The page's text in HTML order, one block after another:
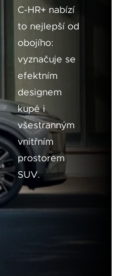
C-HR+ nabízí
to nejlepší od
obojího:
vyznačuje se
efektním
designem
kupé i
všestranným
vnitřním
prostorem
SUV.